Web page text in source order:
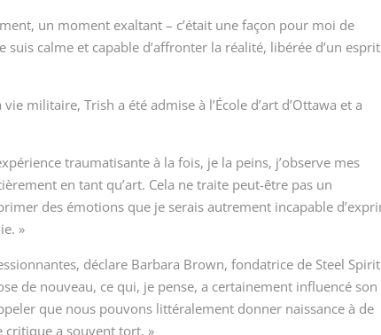
un moment exaltant – c’était une façon pour moi de
calme et capable d’affronter la réalité, libérée d’un esprit
militaire, Trish a été admise à l’École d’art d’Ottawa et a
traumatisante à la fois, je la peins, j’observe mes
en tant qu’art. Cela ne traite peut-être pas un
des émotions que je serais autrement incapable
»
déclare Barbara Brown, fondatrice de Steel
de nouveau, ce qui, je pense, a certainement influencé son
que nous pouvons littéralement donner naissance à de
critique a souvent tort. »